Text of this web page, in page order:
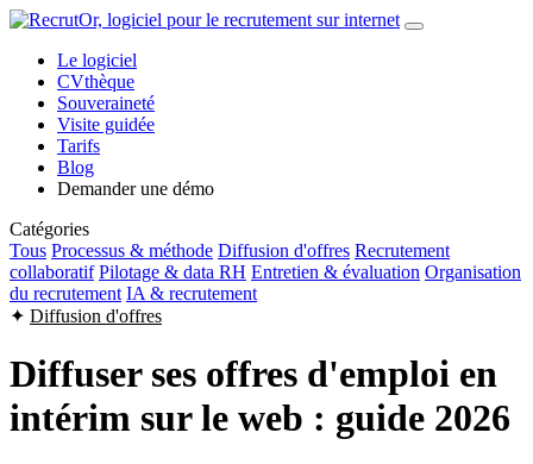
Le logiciel
CVthèque
Souveraineté
Visite guidée
Tarifs
Blog
Demander une démo
Catégories
Tous Processus & méthode Diffusion d'offres Recrutement
collaboratif Pilotage & data RH Entretien & évaluation Organisation
du recrutement IA & recrutement
✦ Diffusion d'offres
Diffuser ses offres d'emploi en
intérim sur le web : guide 2026